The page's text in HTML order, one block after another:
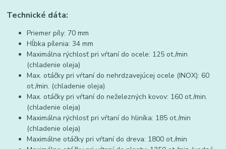
Technické dáta:
Priemer píly: 70 mm
Hĺbka pílenia: 34 mm
Maximálna rýchlosť pri vŕtaní do ocele: 125 ot./min
(chladenie oleja)
Max. otáčky pri vŕtaní do nehrdzavejúcej ocele (INOX): 60
ot./min. (chladenie oleja)
Max. otáčky pri vŕtaní do neželezných kovov: 160 ot./min.
(chladenie oleja)
Maximálna rýchlosť pri vŕtaní do hliníka: 185 ot./min
(chladenie oleja)
Maximálne otáčky pri vŕtaní do dreva: 1800 ot./min